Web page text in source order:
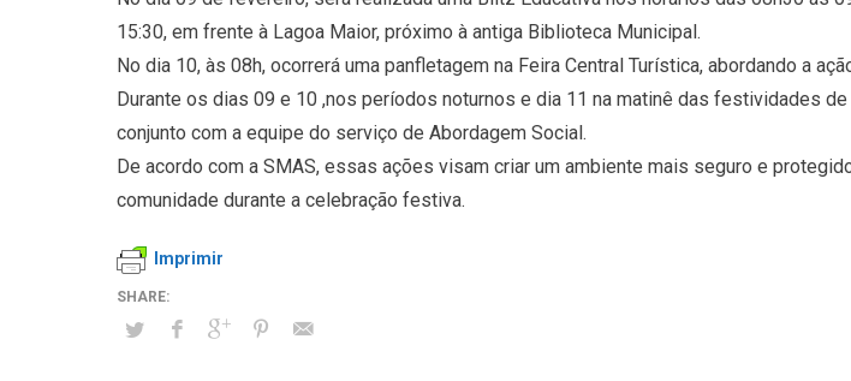
15:30, em frente à Lagoa Maior, próximo à antiga Biblioteca Municipal.
No dia 10, às 08h, ocorrerá uma panfletagem na Feira Central Turística, abordando a
Durante os dias 09 e 10 ,nos períodos noturnos e dia 11 na matinê das festividades
conjunto com a equipe do serviço de Abordagem Social.
De acordo com a SMAS, essas ações visam criar um ambiente mais seguro e
comunidade durante a celebração festiva.
Imprimir